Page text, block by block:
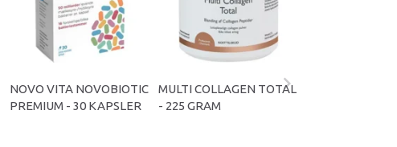
NOVO VITA NOVOBIOTIC
PREMIUM - 30 KAPSLER
MULTI COLLAGEN TOTAL
- 225 GRAM